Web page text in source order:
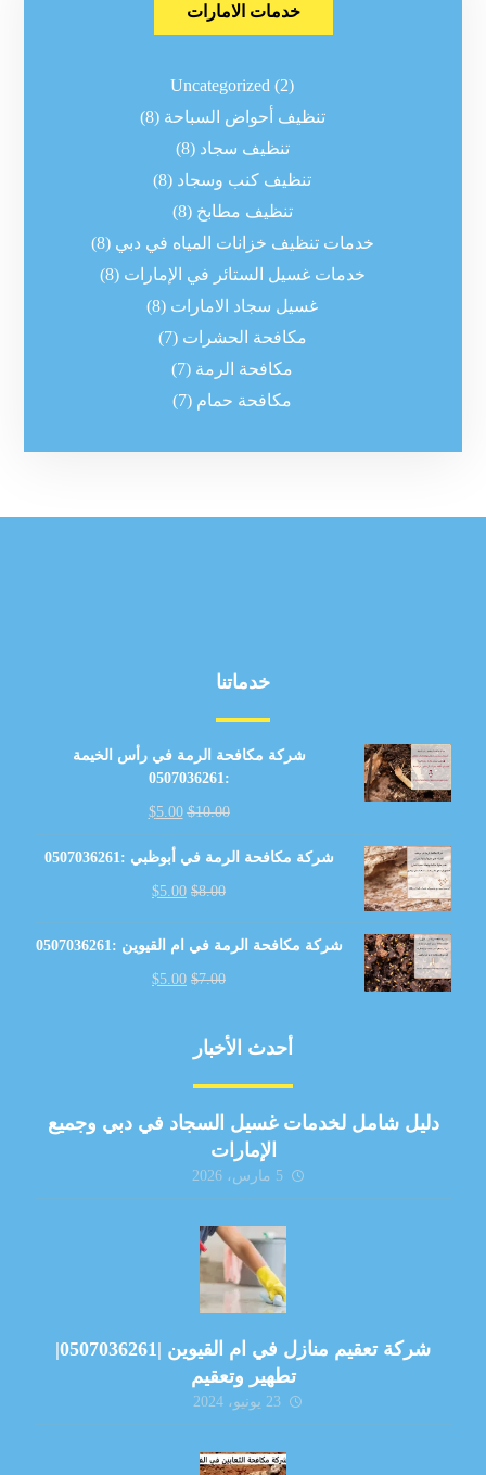
خدمات الامارات
Uncategorized (2)
تنظيف أحواض السباحة (8)
تنظيف سجاد (8)
تنظيف كنب وسجاد (8)
تنظيف مطابخ (8)
خدمات تنظيف خزانات المياه في دبي (8)
خدمات غسيل الستائر في الإمارات (8)
غسيل سجاد الامارات (8)
مكافحة الحشرات (7)
مكافحة الرمة (7)
مكافحة حمام (7)
خدماتنا
شركة مكافحة الرمة في رأس الخيمة
:0507036261
$10.00
$5.00
شركة مكافحة الرمة في أبوظبي :0507036261
$8.00
$5.00
شركة مكافحة الرمة في ام القيوين :0507036261
$7.00
$5.00
أحدث الأخبار
دليل شامل لخدمات غسيل السجاد في دبي وجميع
الإمارات
5 مارس، 2026
شركة تعقيم منازل في ام القيوين |0507036261|
تطهير وتعقيم
23 يونيو، 2024